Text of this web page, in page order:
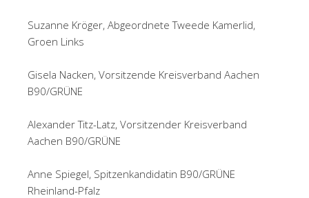
Suzanne Kröger, Abgeordnete Tweede Kamerlid,
Groen Links
Gisela Nacken, Vorsitzende Kreisverband Aachen
B90/GRÜNE
Alexander Titz-Latz, Vorsitzender Kreisverband
Aachen B90/GRÜNE
Anne Spiegel, Spitzenkandidatin B90/GRÜNE
Rheinland-Pfalz